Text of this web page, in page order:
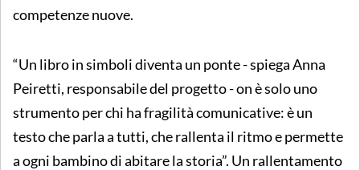
competenze nuove.
“Un libro in simboli diventa un ponte - spiega Anna
Peiretti, responsabile del progetto - on è solo uno
strumento per chi ha fragilità comunicative: è un
testo che parla a tutti, che rallenta il ritmo e permette
a ogni bambino di abitare la storia”. Un rallentamento